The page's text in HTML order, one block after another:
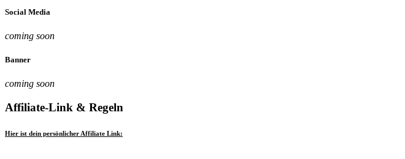
Social Media
coming soon
Banner
coming soon
Affiliate-Link & Regeln
Hier ist dein persönlicher Affiliate Link: